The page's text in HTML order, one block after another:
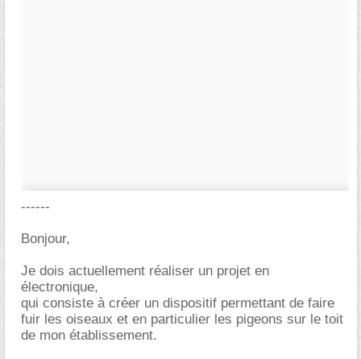
------
Bonjour,
Je dois actuellement réaliser un projet en
électronique,
qui consiste à créer un dispositif permettant de faire
fuir les oiseaux et en particulier les pigeons sur le toit
de mon établissement.